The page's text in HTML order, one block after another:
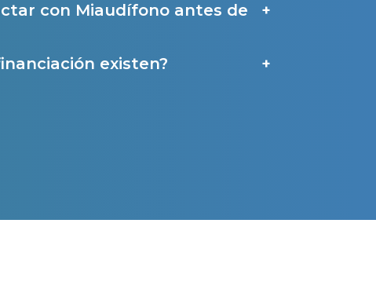
con Miaudífono antes de
existen?